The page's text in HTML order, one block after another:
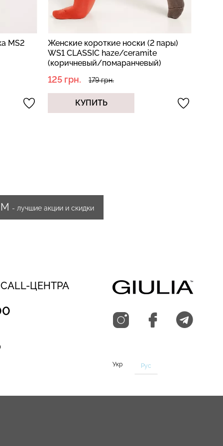
носки (2 пары)
Носки высокие ажурные WS3 AIR
002 nero (черный)
75 грн.
- лучшие акции и скидки
ЦЕНТРА
Укр Рус